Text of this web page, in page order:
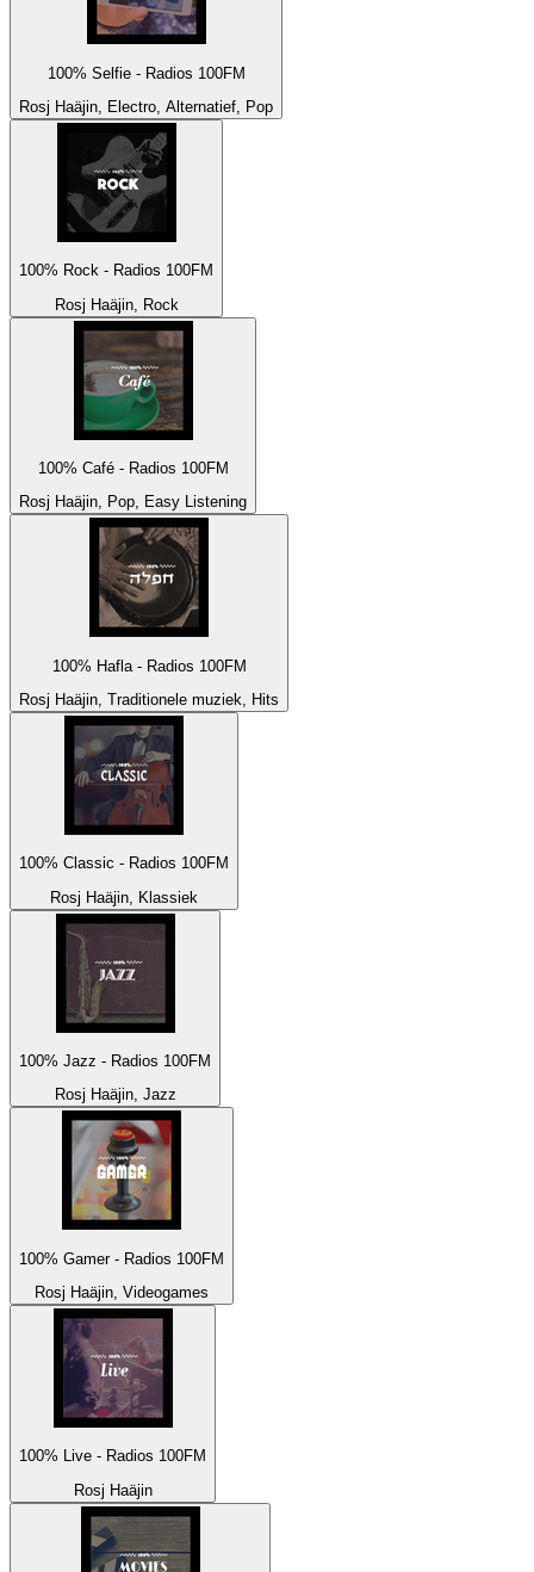
100% Selfie - Radios 100FM
Rosj Haäjin, Electro, Alternatief, Pop
100% Rock - Radios 100FM
Rosj Haäjin, Rock
100% Café - Radios 100FM
Rosj Haäjin, Pop, Easy Listening
100% Hafla - Radios 100FM
Rosj Haäjin, Traditionele muziek, Hits
100% Classic - Radios 100FM
Rosj Haäjin, Klassiek
100% Jazz - Radios 100FM
Rosj Haäjin, Jazz
100% Gamer - Radios 100FM
Rosj Haäjin, Videogames
100% Live - Radios 100FM
Rosj Haäjin